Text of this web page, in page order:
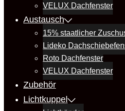
VELUX Dachfenster
Austausch
15% staatlicher
Lideko
Roto Dachfenster
VELUX Dachfenster
Zubehör
Lichtkuppel